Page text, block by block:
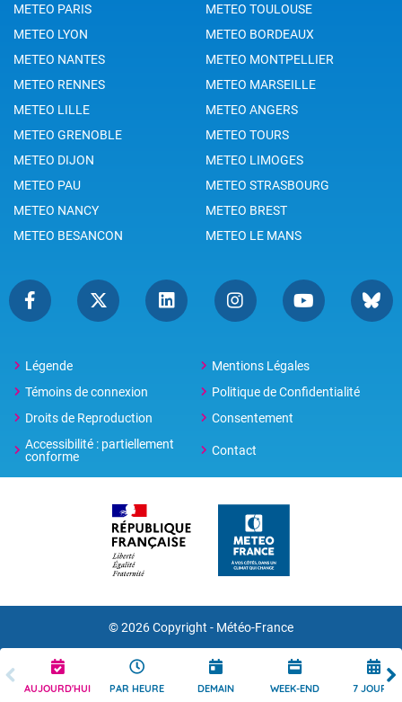
AUJOURD'HUI PAR HEURE DEMAIN WEEK-END 7 JOURS
METEO PARIS
METEO TOULOUSE
METEO LYON
METEO BORDEAUX
METEO NANTES
METEO MONTPELLIER
METEO RENNES
METEO MARSEILLE
METEO LILLE
METEO ANGERS
METEO GRENOBLE
METEO TOURS
METEO DIJON
METEO LIMOGES
METEO PAU
METEO STRASBOURG
METEO NANCY
METEO BREST
METEO BESANCON
METEO LE MANS
Légende
Mentions Légales
Témoins de connexion
Politique de Confidentialité
Droits de Reproduction
Consentement
Accessibilité : partiellement
conforme
Contact
© 2026 Copyright - Météo-France